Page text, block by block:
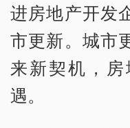
进房地产开发
市更新。城市
来新契机，
遇。